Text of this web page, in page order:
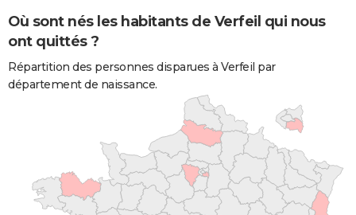
Où sont nés les habitants de Verfeil qui nous
ont quittés ?
Répartition des personnes disparues à Verfeil par
département de naissance.